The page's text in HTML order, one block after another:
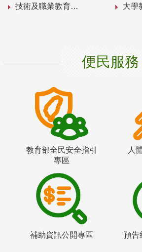
技術及職業教育 大學
便民服務
教育部全民安全指引
專區
人
補助資訊公開專區
預告